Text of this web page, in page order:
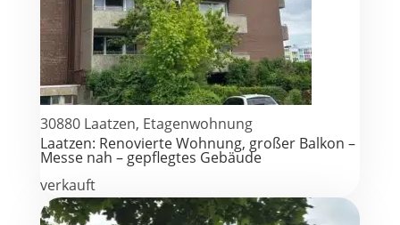
30880 Laatzen, Etagenwohnung
Laatzen: Renovierte Wohnung, großer Balkon –
Messe nah – gepflegtes Gebäude
verkauft